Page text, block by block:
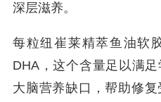
深层滋养。
每粒纽崔莱精萃鱼油软
DHA，这个含量足以满
大脑营养缺口，帮助修